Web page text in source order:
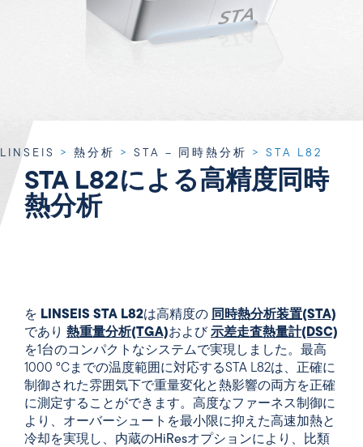
LINSEIS > 熱分析 > STA – 同時熱分析 > STA L82
STA L82による高精度同時
熱分析
を LINSEIS STA L82は高精度の 同時熱分析装置(STA)
であり 熱重量分析(TGA)および 示差走査熱量計(DSC)
を1台のコンパクトなシステムで実現しました。最高
1000 °Cまでの温度範囲に対応するSTA L82は、正確に
制御された雰囲気下で重量変化と熱影響の両方を正確
に測定することができます。高度なファーネス制御に
より、オーバーシュートを最小限に抑えた高速加熱と
冷却を実現し、内蔵のHiResオプションにより 、比類